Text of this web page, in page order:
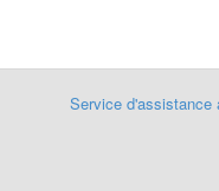
Service d'assistance